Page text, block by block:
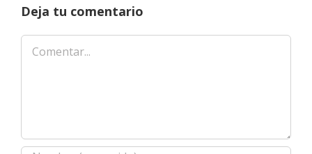
Deja tu comentario
Comentar